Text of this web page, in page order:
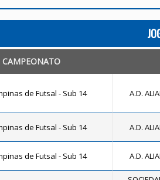
CAMPEONATO
de Futsal - Sub 14 A.D.
de Futsal - Sub 14 A.D.
de Futsal - Sub 14 A.D.